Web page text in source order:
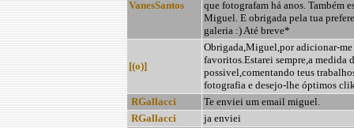
VanesSantos
que fotografam há anos. Também
Miguel. E obrigada pela tua
galeria :) Até breve*
[(o)]
Obrigada,Miguel,por adicionar-me
favoritos.Estarei sempre,a medida
possivel,comentando teus
fotografia e desejo-lhe óptimos
RGallacci
Te enviei um email miguel.
RGallacci
ja enviei